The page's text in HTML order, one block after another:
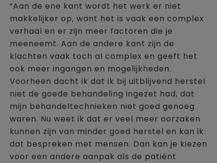
“Aan de ene kant wordt het werk er niet
makkelijker op, want het is vaak een complex
verhaal en er zijn meer factoren die je
meeneemt. Aan de andere kant zijn de
klachten vaak toch al complex en geeft het
ook meer ingangen en mogelijkheden.
Voorheen dacht ik dat ik bij uitblijvend herstel
niet de goede behandeling ingezet had, dat
mijn behandeltechnieken niet goed genoeg
waren. Nu weet ik dat er veel meer oorzaken
kunnen zijn van minder goed herstel en kan ik
dat bespreken met mensen. Dan kan je kiezen
voor een andere aanpak als de patiënt